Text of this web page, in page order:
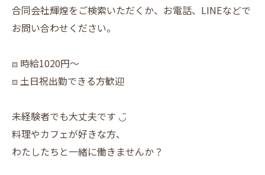
合同会社輝煌をご検索いただくか、お電話、LINEなどで
お問い合わせください。
⧈ 時給1020円〜
⧈ 土日祝出勤できる方歓迎
未経験者でも大丈夫です ◡̈
料理やカフェが好きな方、
わたしたちと一緒に働きませんか？